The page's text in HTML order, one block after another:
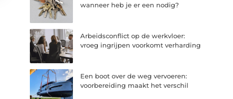
wanneer heb je er een nodig?
Arbeidsconflict op de werkvloer:
vroeg ingrijpen voorkomt verharding
Een boot over de weg vervoeren:
voorbereiding maakt het verschil